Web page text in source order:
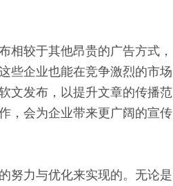
相较于其他昂贵的广告方式，
些企业也能在竞争激烈的市场
文发布，以提升文章的传播范
，会为企业带来更广阔的宣传
努力与优化来实现的。无论是